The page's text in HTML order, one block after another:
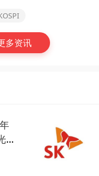
多资讯
、